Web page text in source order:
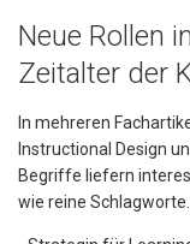
Neue Rollen
Zeitalter der
In mehreren
Instructional Design
Begriffe liefern
wie reine